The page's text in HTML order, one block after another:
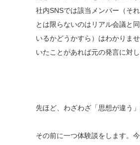
社内SNSでは該当メンバー（そ
とは限らないのはリアル会議と
いるかどうかすら）はわかりま
いたことがあれば元の発言に対
先ほど、わざわざ「思想が違う
その前に一つ体験談をします。